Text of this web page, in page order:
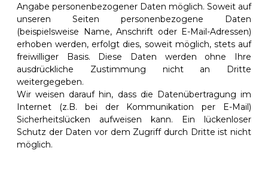
14 großer saal
12 studio
11 klub
6 kristallrestaurant & kristallterrasse
8 shop & mokka bar
9 galerie
7 bistro
Angabe personenbezogener Daten möglich. Soweit auf
unseren Seiten personenbezogene Daten
(beispielsweise Name, Anschrift oder E-Mail-Adressen)
erhoben werden, erfolgt dies, soweit möglich, stets auf
freiwilliger Basis. Diese Daten werden ohne Ihre
ausdrückliche Zustimmung nicht an Dritte
weitergegeben.
Wir weisen darauf hin, dass die Datenübertragung im
Internet (z.B. bei der Kommunikation per E-Mail)
Sicherheitslücken aufweisen kann. Ein lückenloser
Schutz der Daten vor dem Zugriff durch Dritte ist nicht
möglich.